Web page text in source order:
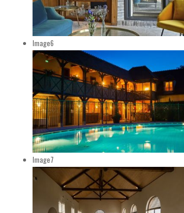
Image6
Image7